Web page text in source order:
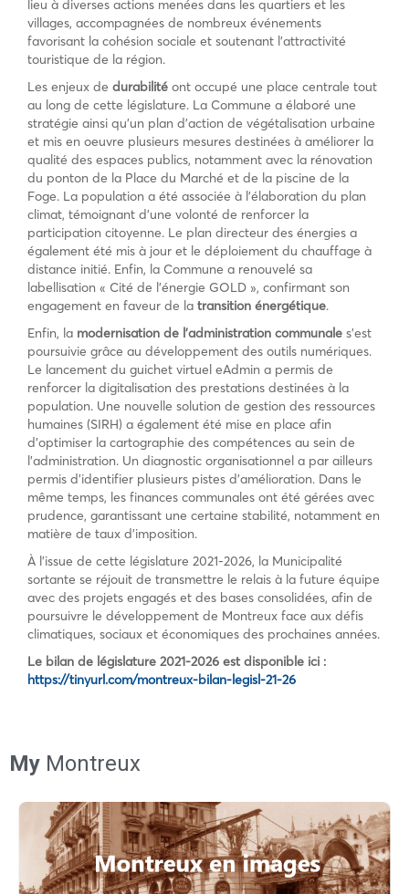
lieu à diverses actions menées dans les quartiers et les
villages, accompagnées de nombreux événements
favorisant la cohésion sociale et soutenant l’attractivité
touristique de la région.
Les enjeux de durabilité ont occupé une place centrale tout
au long de cette législature. La Commune a élaboré une
stratégie ainsi qu’un plan d’action de végétalisation urbaine
et mis en oeuvre plusieurs mesures destinées à améliorer la
qualité des espaces publics, notamment avec la rénovation
du ponton de la Place du Marché et de la piscine de la
Foge. La population a été associée à l’élaboration du plan
climat, témoignant d’une volonté de renforcer la
participation citoyenne. Le plan directeur des énergies a
également été mis à jour et le déploiement du chauffage à
distance initié. Enfin, la Commune a renouvelé sa
labellisation « Cité de l’énergie GOLD », confirmant son
engagement en faveur de la transition énergétique.
Enfin, la modernisation de l’administration communale s’est
poursuivie grâce au développement des outils numériques.
Le lancement du guichet virtuel eAdmin a permis de
renforcer la digitalisation des prestations destinées à la
population. Une nouvelle solution de gestion des ressources
humaines (SIRH) a également été mise en place afin
d’optimiser la cartographie des compétences au sein de
l’administration. Un diagnostic organisationnel a par ailleurs
permis d’identifier plusieurs pistes d’amélioration. Dans le
même temps, les finances communales ont été gérées avec
prudence, garantissant une certaine stabilité, notamment en
matière de taux d’imposition.
À l’issue de cette législature 2021-2026, la Municipalité
sortante se réjouit de transmettre le relais à la future équipe
avec des projets engagés et des bases consolidées, afin de
poursuivre le développement de Montreux face aux défis
climatiques, sociaux et économiques des prochaines années.
Le bilan de législature 2021-2026 est disponible ici :
https://tinyurl.com/montreux-bilan-legisl-21-26
My Montreux